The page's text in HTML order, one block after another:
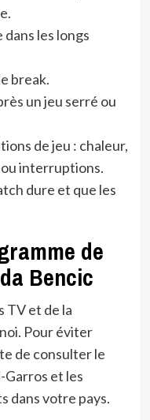
les longs
break.
un jeu serré ou
de jeu : chaleur,
interruptions.
dure et que les
de
Bencic
TV et de la
Pour éviter
de consulter le
et les
dans votre pays.